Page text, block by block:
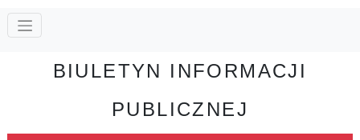
BIULETYN INFORMACJI
PUBLICZNEJ